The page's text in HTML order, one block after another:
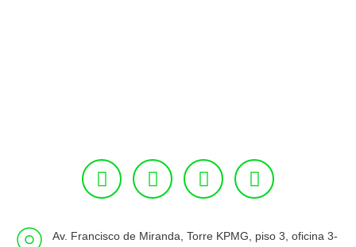
Av. Francisco de Miranda, Torre KPMG, piso 3, oficina 3-